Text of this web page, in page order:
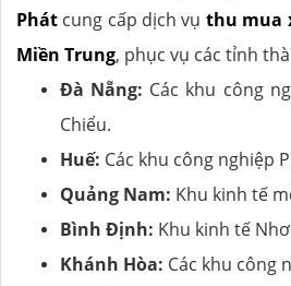
Phát cung cấp dịch vụ thu mua
Miền Trung, phục vụ các tỉnh
Đà Nẵng: Các khu công
Chiểu.
Huế: Các khu công nghiệp
Quảng Nam: Khu kinh tế
Bình Định: Khu kinh tế
Khánh Hòa: Các khu công